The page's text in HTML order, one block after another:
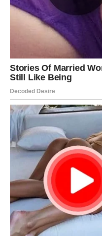
jednostavno pomiješajte
svježe iscijeđeni limunov
Miješajte dok se smjesa
kiselosti limunova soka.